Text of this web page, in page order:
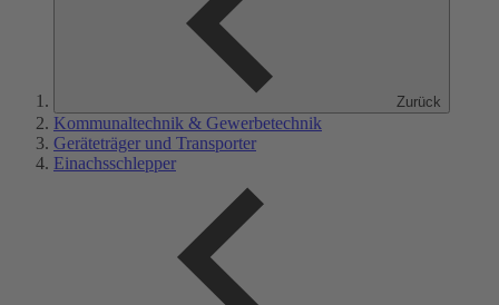
Zurück
Kommunaltechnik & Gewerbetechnik
Geräteträger und Transporter
Einachsschlepper